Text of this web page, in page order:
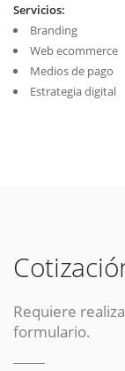
Servicios:
Branding
Web ecommerce
Medios de pago
Estrategia digital
Requiere
formulario.